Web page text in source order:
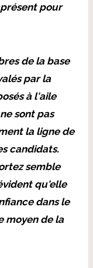
pour
de la base
par la
à l'aile
sont pas
la ligne de
candidats.
semble
qu'elle
dans le
moyen de la